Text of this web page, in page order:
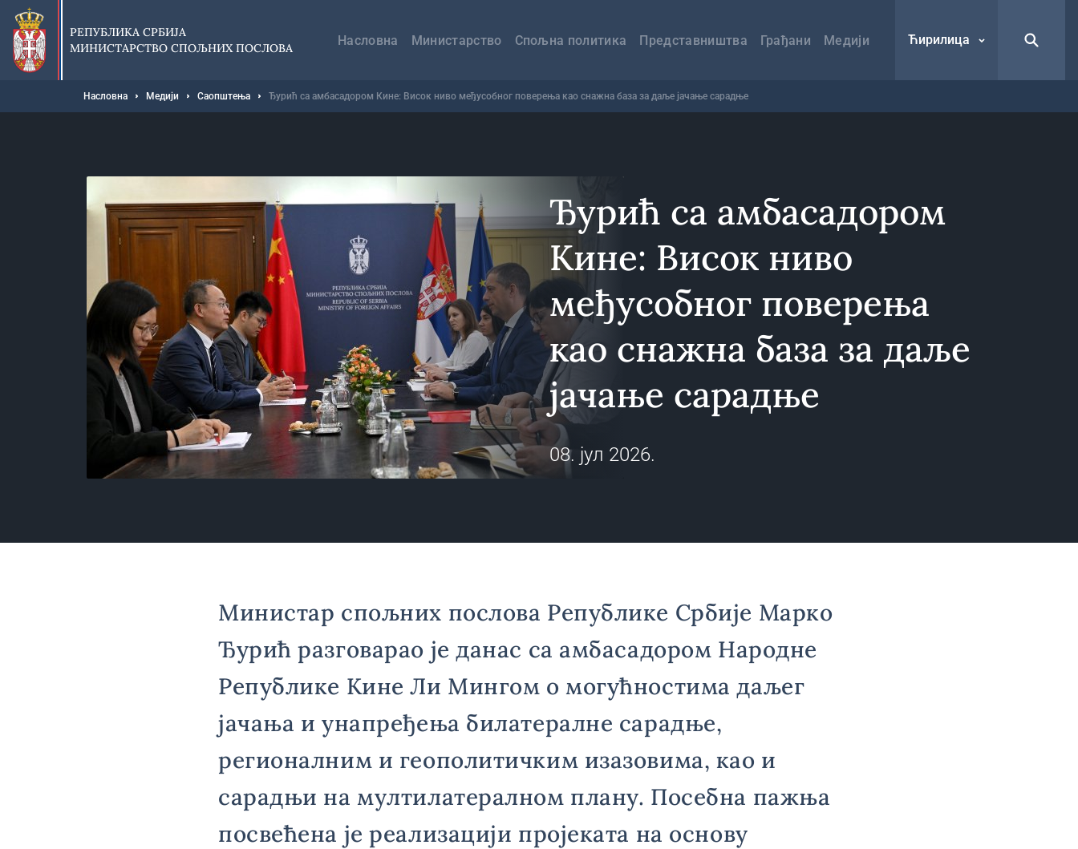
Прескочи
главни
део
садржаја
РЕПУБЛИКА СРБИЈА
МИНИСТАРСТВО СПОЉНИХ ПОСЛОВА
навигација
Насловна Министарство Спољна политика Представништва Грађани Медији Ћирилица
Мрвице
Насловна Медији Саопштења Ђурић са амбасадором Кине: Висок ниво међусобног поверења као снажна база за даље јачање сарадње
Ђурић са амбасадором
Кине: Висок ниво
међусобног поверења
као снажна база за даље
јачање сарадње
08. јул 2026.
Министар спољних послова Републике Србије Марко
Ђурић разговарао је данас са амбасадором Народне
Републике Кине Ли Мингом о могућностима даљег
јачања и унапређења билатералне сарадње,
регионалним и геополитичким изазовима, као и
сарадњи на мултилатералном плану. Посебна пажња
посвећена је реализацији пројеката на основу